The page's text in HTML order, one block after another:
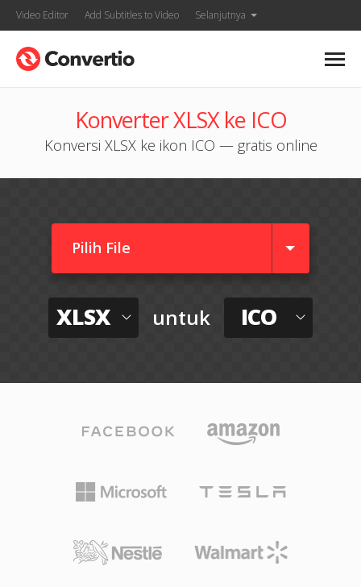
Video Editor Add Subtitles to Video Selanjutnya
Konverter XLSX ke ICO
Konversi XLSX ke ikon ICO — gratis online
Pilih File
XLSX untuk ICO